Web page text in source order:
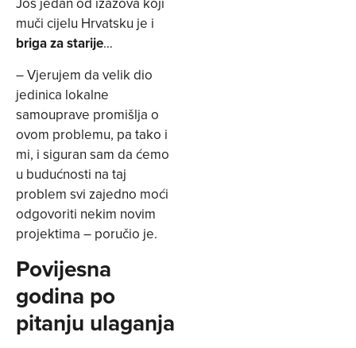
muči cijelu Hrvatsku je i
briga za starije…
– Vjerujem da velik dio
jedinica lokalne
samouprave promišlja o
ovom problemu, pa tako i
mi, i siguran sam da ćemo
u budućnosti na taj
problem svi zajedno moći
odgovoriti nekim novim
projektima – poručio je.
Povijesna
godina po
pitanju ulaganja